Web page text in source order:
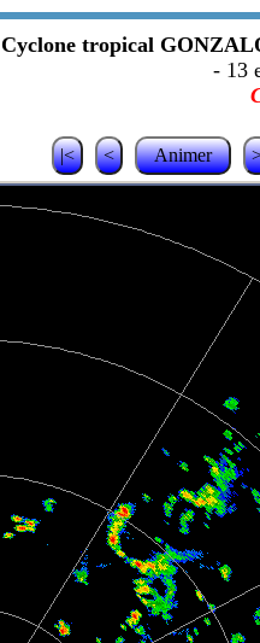
Cyclone tropical
- 13
|< < Animer